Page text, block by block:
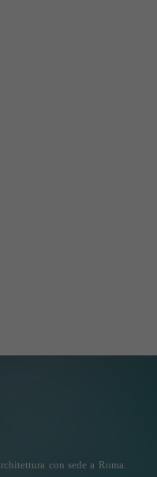
con sede a Roma.